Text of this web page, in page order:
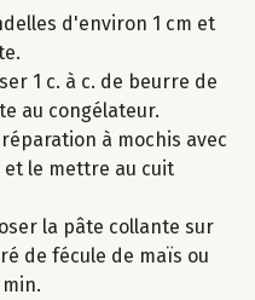
d'environ 1 cm et
1 c. à c. de beurre de
au congélateur.
à mochis avec
et le mettre au cuit
la pâte collante sur
de fécule de maïs ou